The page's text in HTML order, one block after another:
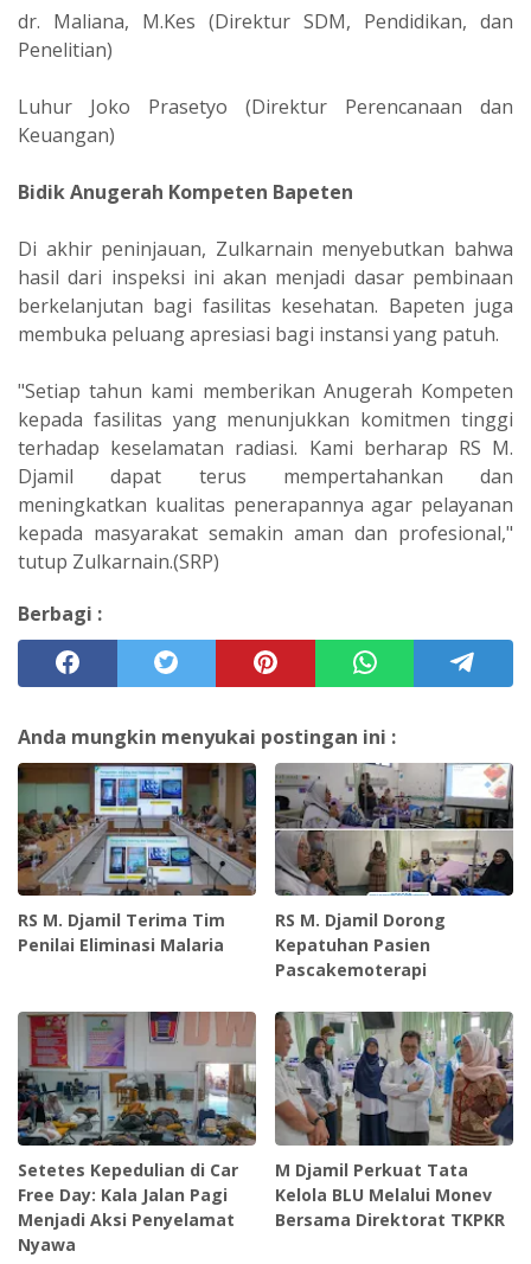
dr. Maliana, M.Kes (Direktur SDM, Pendidikan, dan
Penelitian)
Luhur Joko Prasetyo (Direktur Perencanaan dan
Keuangan)
Bidik Anugerah Kompeten Bapeten
Di akhir peninjauan, Zulkarnain menyebutkan bahwa
hasil dari inspeksi ini akan menjadi dasar pembinaan
berkelanjutan bagi fasilitas kesehatan. Bapeten juga
membuka peluang apresiasi bagi instansi yang patuh.
"Setiap tahun kami memberikan Anugerah Kompeten
kepada fasilitas yang menunjukkan komitmen tinggi
terhadap keselamatan radiasi. Kami berharap RS M.
Djamil dapat terus mempertahankan dan
meningkatkan kualitas penerapannya agar pelayanan
kepada masyarakat semakin aman dan profesional,"
tutup Zulkarnain.(SRP)
Berbagi :
Anda mungkin menyukai postingan ini :
RS M. Djamil Terima Tim
Penilai Eliminasi Malaria
RS M. Djamil Dorong
Kepatuhan Pasien
Pascakemoterapi
Setetes Kepedulian di Car
Free Day: Kala Jalan Pagi
Menjadi Aksi Penyelamat
Nyawa
M Djamil Perkuat Tata
Kelola BLU Melalui Monev
Bersama Direktorat TKPKR